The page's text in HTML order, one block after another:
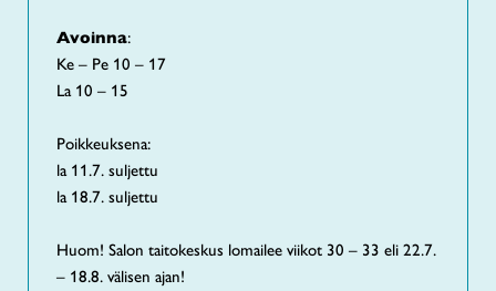
Avoinna:
Ke – Pe 10 – 17
La 10 – 15
Poikkeuksena:
la 11.7. suljettu
la 18.7. suljettu
Huom! Salon taitokeskus lomailee viikot 30 – 33 eli 22.7.
– 18.8. välisen ajan!